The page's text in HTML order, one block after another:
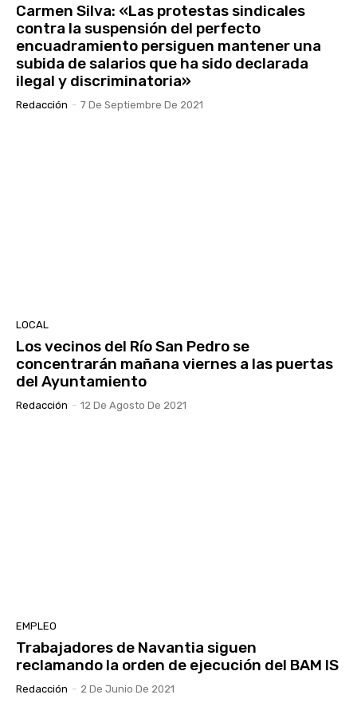
Carmen Silva: «Las protestas sindicales
contra la suspensión del perfecto
encuadramiento persiguen mantener una
subida de salarios que ha sido declarada
ilegal y discriminatoria»
Redacción - 7 De Septiembre De 2021
LOCAL
Los vecinos del Río San Pedro se
concentrarán mañana viernes a las puertas
del Ayuntamiento
Redacción - 12 De Agosto De 2021
EMPLEO
Trabajadores de Navantia siguen
reclamando la orden de ejecución del BAM IS
Redacción - 2 De Junio De 2021